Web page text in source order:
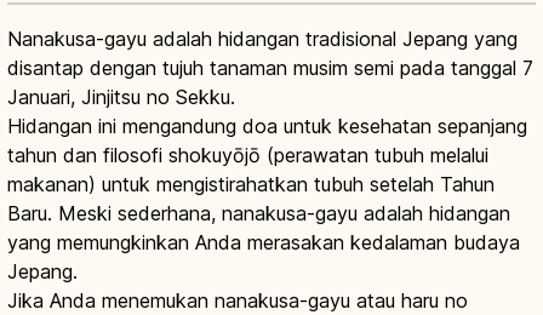
Nanakusa-gayu adalah hidangan tradisional Jepang yang
disantap dengan tujuh tanaman musim semi pada tanggal 7
Januari, Jinjitsu no Sekku.
Hidangan ini mengandung doa untuk kesehatan sepanjang
tahun dan filosofi shokuyōjō (perawatan tubuh melalui
makanan) untuk mengistirahatkan tubuh setelah Tahun
Baru. Meski sederhana, nanakusa-gayu adalah hidangan
yang memungkinkan Anda merasakan kedalaman budaya
Jepang.
Jika Anda menemukan nanakusa-gayu atau haru no